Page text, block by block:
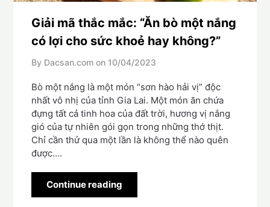
Giải mã thắc mắc: “Ăn bò một nắng
có lợi cho sức khoẻ hay không?”
By Dacsan.com on 10/04/2023
Bò một nắng là một món “sơn hào hải vị” độc
nhất vô nhị của tỉnh Gia Lai. Một món ăn chứa
đựng tất cả tinh hoa của đất trời, hương vị nắng
gió của tự nhiên gói gọn trong những thớ thịt.
Chỉ cần thử qua một lần là không thể nào quên
được….
Continue reading